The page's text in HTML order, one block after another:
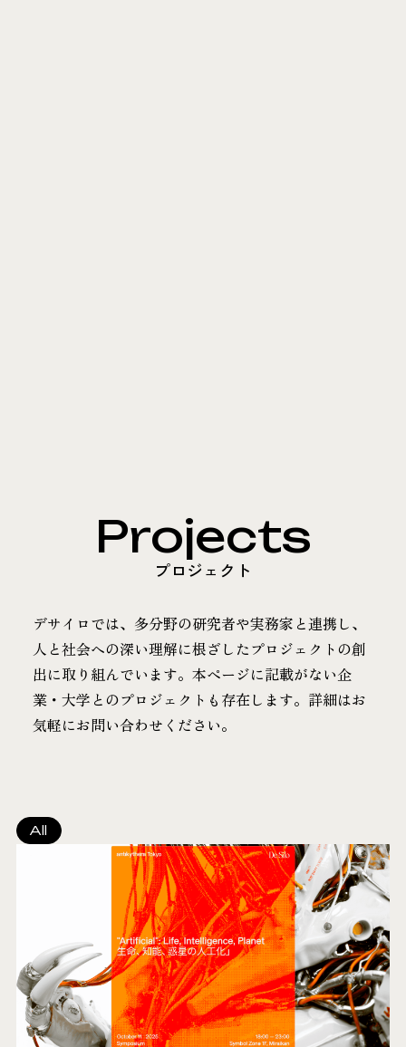
Projects
プロジェクト
デサイロでは、多分野の研究者や実務家と連携し、
人と社会への深い理解に根ざしたプロジェクトの創
出に取り組んでいます。本ページに記載がない企
業・大学とのプロジェクトも存在します。詳細はお
気軽にお問い合わせください。
All